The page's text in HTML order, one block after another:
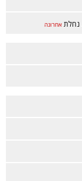
נחלת אחרונה